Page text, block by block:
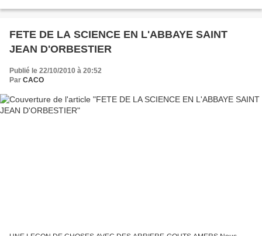
FETE DE LA SCIENCE EN L'ABBAYE SAINT
JEAN D'ORBESTIER
Publié le 22/10/2010 à 20:52
Par CACO